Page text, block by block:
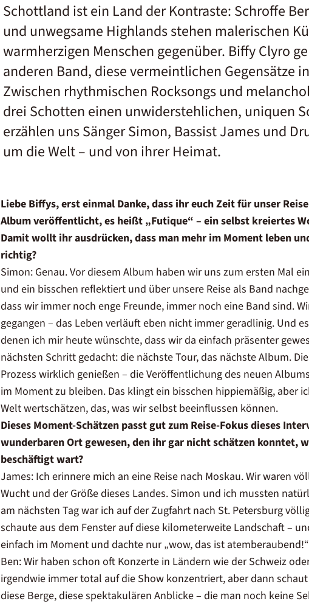
Schottland ist ein Land der Kontraste: Schroffe
und unwegsame Highlands stehen malerischen
warmherzigen Menschen gegenüber. Biffy Clyro
anderen Band, diese vermeintlichen Gegensätze
Zwischen rhythmischen Rocksongs und
drei Schotten einen unwiderstehlichen, uniquen
erzählen uns Sänger Simon, Bassist James und
um die Welt – und von ihrer Heimat.
Liebe Biffys, erst einmal Danke, dass ihr euch Zeit für unser
Album veröffentlicht, es heißt „Futique“ – ein selbst kreiertes
Damit wollt ihr ausdrücken, dass man mehr im Moment leben
richtig?
Simon: Genau. Vor diesem Album haben wir uns zum ersten Mal
und ein bisschen reflektiert und über unsere Reise als Band
dass wir immer noch enge Freunde, immer noch eine Band sind.
gegangen – das Leben verläuft eben nicht immer geradlinig. Und
denen ich mir heute wünschte, dass wir da einfach präsenter
nächsten Schritt gedacht: die nächste Tour, das nächste Album.
Prozess wirklich genießen – die Veröffentlichung des neuen
im Moment zu bleiben. Das klingt ein bisschen hippiemäßig, aber
Welt wertschätzen, das, was wir selbst beeinflussen können.
Dieses Moment-Schätzen passt gut zum Reise-Fokus dieses
wunderbaren Ort gewesen, den ihr gar nicht schätzen konntet,
beschäftigt wart?
James: Ich erinnere mich an eine Reise nach Moskau. Wir waren
Wucht und der Größe dieses Landes. Simon und ich mussten
am nächsten Tag war ich auf der Zugfahrt nach St. Petersburg
schaute aus dem Fenster auf diese kilometerweite Landschaft –
einfach im Moment und dachte nur „wow, das ist
Ben: Wir haben schon oft Konzerte in Ländern wie der Schweiz
irgendwie immer total auf die Show konzentriert, aber dann
diese Berge, diese spektakulären Anblicke – die man noch keine